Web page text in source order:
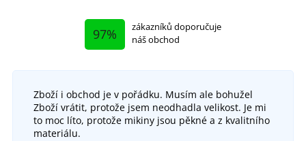
Polyetylenové návleky na obuv 100 ks
SKLADEM
Jednorázový bílý plášť CXS RICK
97%
zákazníků doporučuje
náš obchod
Zboží i obchod je v pořádku. Musím ale bohužel
Zboží vrátit, protože jsem neodhadla velikost. Je mi
to moc líto, protože mikiny jsou pěkné a z kvalitního
materiálu.